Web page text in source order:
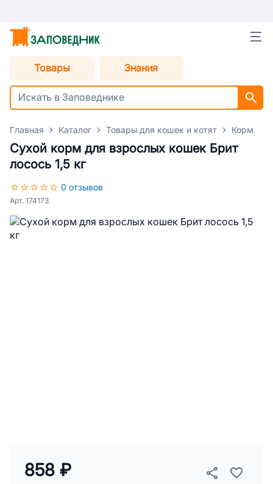
Товары Знания
Главная Каталог Товары для кошек и котят Корм
Сухой корм для взрослых кошек Брит
лосось 1,5 кг
0 отзывов
Арт. 174173
858 ₽